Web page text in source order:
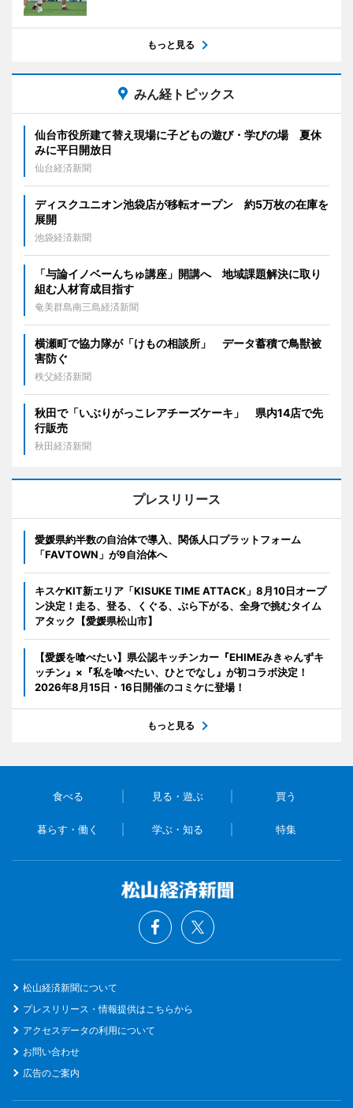
もっと見る
みん経トピックス
仙台市役所建て替え現場に子どもの遊び・学びの場 夏休
みに平日開放日
仙台経済新聞
ディスクユニオン池袋店が移転オープン 約5万枚の在庫を
展開
池袋経済新聞
「与論イノベーんちゅ講座」開講へ 地域課題解決に取り
組む人材育成目指す
奄美群島南三島経済新聞
横瀬町で協力隊が「けもの相談所」 データ蓄積で鳥獣被
害防ぐ
秩父経済新聞
秋田で「いぶりがっこレアチーズケーキ」 県内14店で先
行販売
秋田経済新聞
プレスリリース
愛媛県約半数の自治体で導入、関係人口プラットフォーム
「FAVTOWN」が9自治体へ
キスケKIT新エリア「KISUKE TIME ATTACK」8月10日オープ
ン決定！走る、登る、くぐる、ぶら下がる、全身で挑むタイム
アタック【愛媛県松山市】
【愛媛を喰べたい】県公認キッチンカー『EHIMEみきゃんずキ
ッチン』×『私を喰べたい、ひとでなし』が初コラボ決定！
2026年8月15日・16日開催のコミケに登場！
もっと見る
食べる 見る・遊ぶ 買う
暮らす・働く 学ぶ・知る 特集
松山経済新聞について
プレスリリース・情報提供はこちらから
アクセスデータの利用について
お問い合わせ
広告のご案内